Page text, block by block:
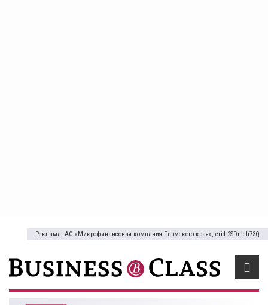
Реклама: АО «Микрофинансовая компания Пермского края», erid:2SDnjcfi73Q